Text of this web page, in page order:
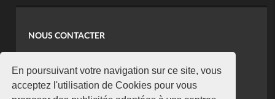
En poursuivant votre navigation sur ce site, vous
acceptez l'utilisation de Cookies pour vous
NOUS CONTACTER
koaci@yahoo.fr
+225 07 08 85 52 93